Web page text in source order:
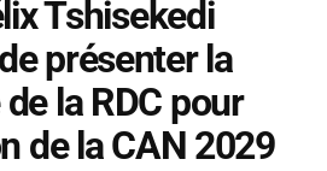
Tshisekedi
présenter la
la RDC pour
de la CAN 2029